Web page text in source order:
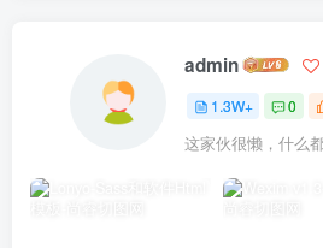
admin
1.3W+ 0
这家伙很懒，什么